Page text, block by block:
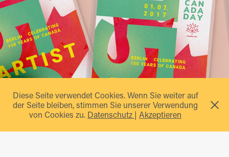
Canada day Berlin
Diese Seite verwendet Cookies. Wenn Sie weiter auf
der Seite bleiben, stimmen Sie unserer Verwendung
von Cookies zu. Datenschutz | Akzeptieren